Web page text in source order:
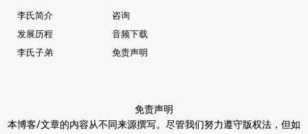
李氏简介
发展历程
李氏子弟
咨询
音频下载
免责声明
免责声明
本博客/文章的内容从不同来源撰写。 尽管我们努力遵守版权法， 但如